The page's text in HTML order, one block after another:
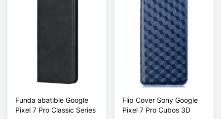
Funda abatible Google
Pixel 7 Pro Classic Series
Flip Cover Sony Google
Pixel 7 Pro Cubos 3D